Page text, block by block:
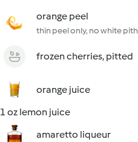
orange peel
thin peel only, no white pith
frozen cherries, pitted
orange juice
1 oz lemon juice
amaretto liqueur